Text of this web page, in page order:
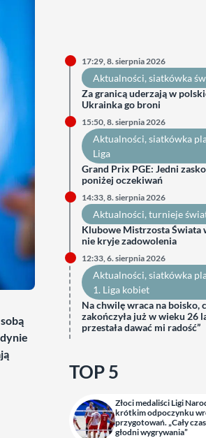
17:29, 8. sierpnia 2026
Aktualności, siatkówka
Za granicą uderzają w
Ukrainka go broni
15:50, 8. sierpnia 2026
Aktualności, siatkówka
Liga
Grand Prix PGE: Jedni
poniżej oczekiwań
14:33, 8. sierpnia 2026
Aktualności, turnieje
Klubowe Mistrzosta Świata
nie kryje zadowolenia
12:33, 6. sierpnia 2026
Aktualności, siatkówka
1. Liga kobiet
Na chwilę wraca na boisko,
zakończyła już w wieku 26
przestała dawać mi radość”
TOP 5
Złoci medaliści Ligi
krótkim odpoczynku
przygotowań. „Cały
głodni wygrywania”